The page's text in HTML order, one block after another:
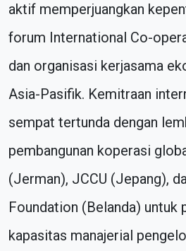
aktif memperjuangkan
forum International Co-
dan organisasi kerjasama
Asia-Pasifik. Kemitraan
sempat tertunda dengan
pembangunan koperasi
(Jerman), JCCU (Jepang),
Foundation (Belanda) untuk
kapasitas manajerial